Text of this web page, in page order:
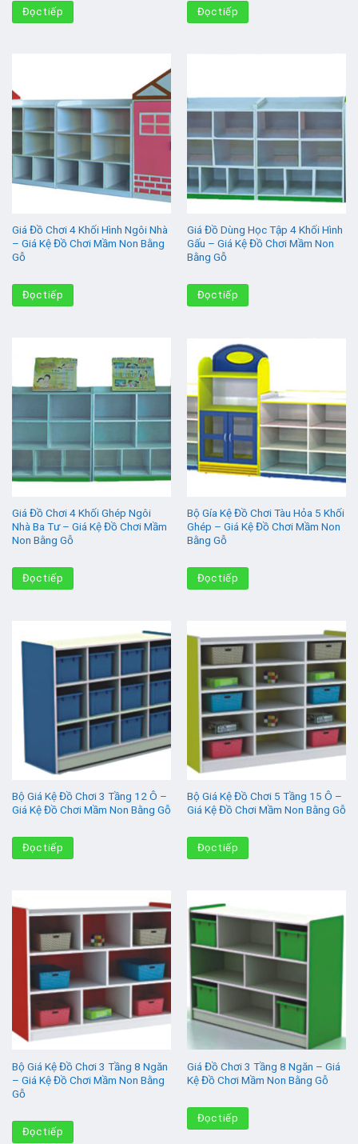
Đọc tiếp Đọc tiếp
Giá Đồ Chơi 4 Khối Hình Ngôi Nhà
– Giá Kệ Đồ Chơi Mầm Non Bằng
Gỗ
Đọc tiếp
Giá Đồ Dùng Học Tập 4 Khối Hình
Gấu – Giá Kệ Đồ Chơi Mầm Non
Bằng Gỗ
Đọc tiếp
Giá Đồ Chơi 4 Khối Ghép Ngôi
Nhà Ba Tư – Giá Kệ Đồ Chơi Mầm
Non Bằng Gỗ
Đọc tiếp
Bộ Gía Kệ Đồ Chơi Tàu Hỏa 5 Khối
Ghép – Giá Kệ Đồ Chơi Mầm Non
Bằng Gỗ
Đọc tiếp
Bộ Giá Kệ Đồ Chơi 3 Tầng 12 Ô –
Giá Kệ Đồ Chơi Mầm Non Bằng Gỗ
Đọc tiếp
Bộ Giá Kệ Đồ Chơi 5 Tầng 15 Ô –
Giá Kệ Đồ Chơi Mầm Non Bằng Gỗ
Đọc tiếp
Bộ Giá Kệ Đồ Chơi 3 Tầng 8 Ngăn
– Giá Kệ Đồ Chơi Mầm Non Bằng
Gỗ
Đọc tiếp
Giá Đồ Chơi 3 Tầng 8 Ngăn – Giá
Kệ Đồ Chơi Mầm Non Bằng Gỗ
Đọc tiếp